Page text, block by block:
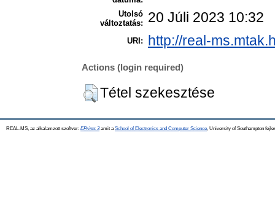
Utolsó
változtatás:
20 Júli 2023 10:32
URI: http://real-
Actions (login required)
Tétel szekesztése
REAL-MS, az alkalamzott szoftver: EPrints 3amit a School of Electronics and Computer Science , University of Southampton